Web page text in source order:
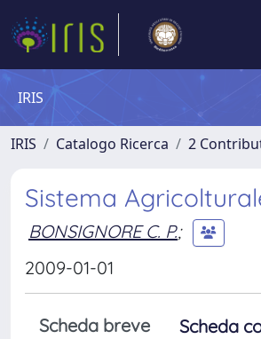
IRIS
IRIS Catalogo Ricerca 2
Sistema
BONSIGNORE C. P.;
2009-01-01
Scheda breve Scheda